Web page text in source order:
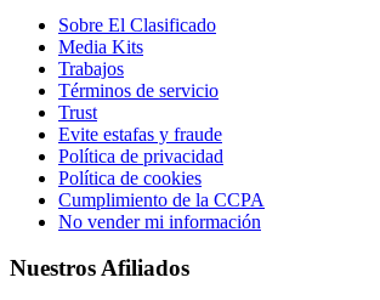
Sobre El Clasificado
Media Kits
Trabajos
Términos de servicio
Trust
Evite estafas y fraude
Política de privacidad
Política de cookies
Cumplimiento de la CCPA
No vender mi información
Nuestros Afiliados